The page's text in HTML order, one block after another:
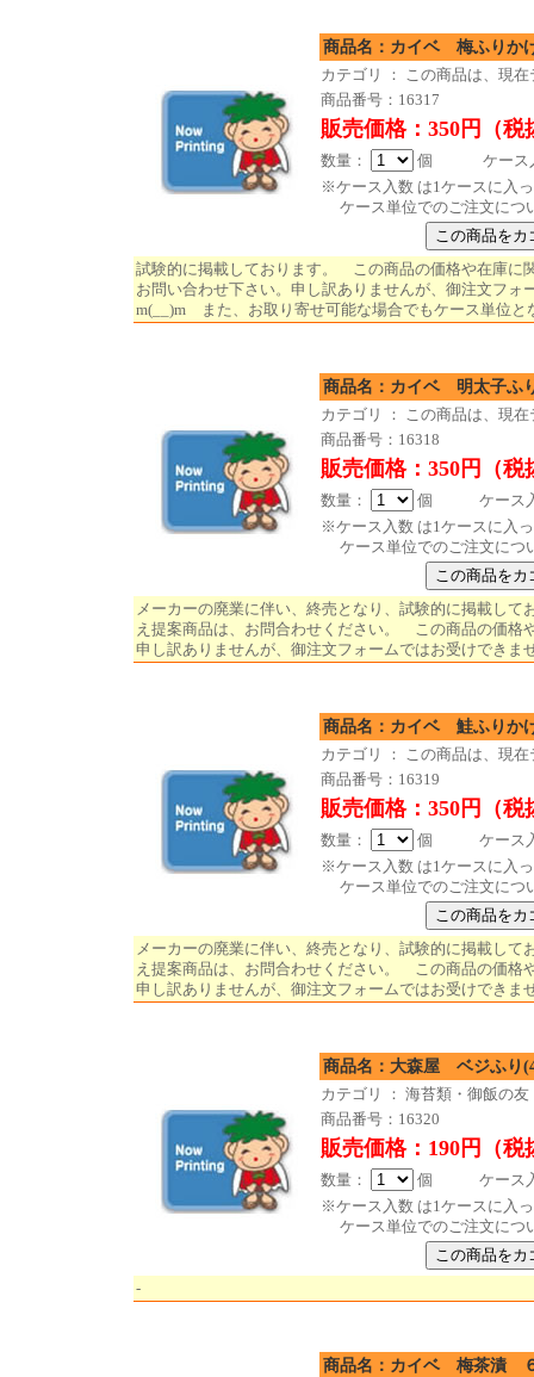
商品名：カイベ 梅
カテゴリ ： この商品は、現
商品番号：16317
販売価格：350円（税
数量：
個 ケース入
※ケース入数 は1ケースに入
ケース単位でのご注文につ
試験的に掲載しております。 この商品の価格や在庫に
お問い合わせ下さい。申し訳ありませんが、御注文フォ
m(__)m また、お取り寄せ可能な場合でもケース単位と
商品名：カイベ 明太
カテゴリ ： この商品は、現
商品番号：16318
販売価格：350円（税
数量：
個 ケース入
※ケース入数 は1ケースに入
ケース単位でのご注文につ
メーカーの廃業に伴い、終売となり、試験的に掲載し
え提案商品は、お問合わせください。 この商品の価格
申し訳ありませんが、御注文フォームではお受けできま
商品名：カイベ 鮭
カテゴリ ： この商品は、現
商品番号：16319
販売価格：350円（税
数量：
個 ケース入
※ケース入数 は1ケースに入
ケース単位でのご注文につ
メーカーの廃業に伴い、終売となり、試験的に掲載し
え提案商品は、お問合わせください。 この商品の価格
申し訳ありませんが、御注文フォームではお受けできま
商品名：大森屋 ベ
カテゴリ ： 海苔類・御飯の友
商品番号：16320
販売価格：190円（税
数量：
個 ケース入
※ケース入数 は1ケースに入
ケース単位でのご注文につ
-
商品名：カイ